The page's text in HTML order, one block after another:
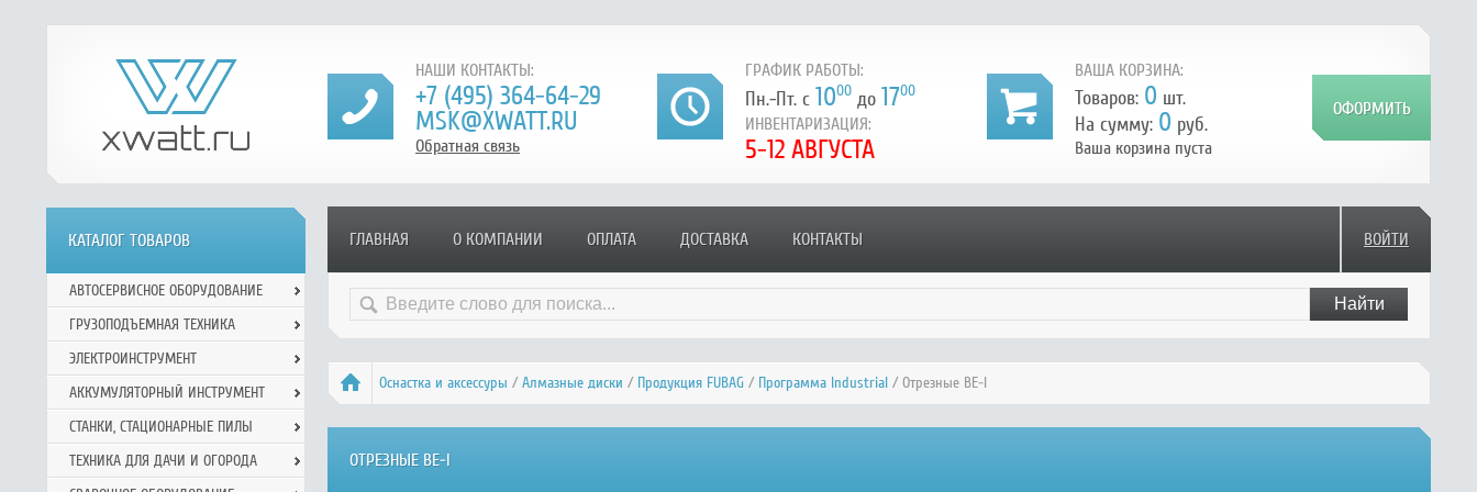
НАШИ КОНТАКТЫ:
+7 (495) 364-64-29
MSK@XWATT.RU
Обратная связь
ГРАФИК РАБОТЫ:
Пн.-Пт. с 1000 до 1700
ИНВЕНТАРИЗАЦИЯ:
5-12 АВГУСТА
ВАША КОРЗИНА:
Товаров: 0 шт.
На сумму: 0 руб.
Ваша корзина пуста
ГЛАВНАЯ О КОМПАНИИ ОПЛАТА ДОСТАВКА КОНТАКТЫ ВОЙТИ
Оснастка и аксессуры / Алмазные диски / Продукция FUBAG / Программа Industrial / Отрезные BE-I
ОТРЕЗНЫЕ BE-I
КАТАЛОГ ТОВАРОВ
АВТОСЕРВИСНОЕ ОБОРУДОВАНИЕ
ГРУЗОПОДЪЕМНАЯ ТЕХНИКА
ЭЛЕКТРОИНСТРУМЕНТ
АККУМУЛЯТОРНЫЙ ИНСТРУМЕНТ
СТАНКИ, СТАЦИОНАРНЫЕ ПИЛЫ
ТЕХНИКА ДЛЯ ДАЧИ И ОГОРОДА